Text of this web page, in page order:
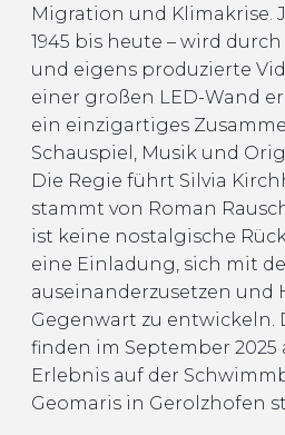
Migration und Klimakrise.
1945 bis heute – wird
und eigens produzierte
einer großen LED-Wand
ein einzigartiges
Schauspiel, Musik und
Die Regie führt Silvia
stammt von Roman
ist keine nostalgische
eine Einladung, sich mit
auseinanderzusetzen und
Gegenwart zu entwickeln.
finden im September 2025
Erlebnis auf der
Geomaris in Gerolzhofen